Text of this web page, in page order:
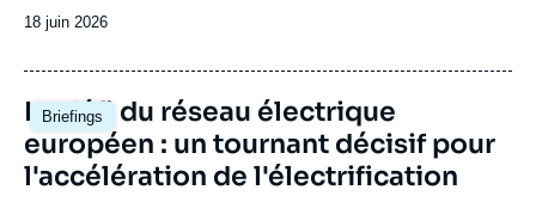
Date
publication
18 juin 2026
Briefings
Image
principale
Le défi du réseau électrique
européen : un tournant décisif pour
l'accélération de l'électrification